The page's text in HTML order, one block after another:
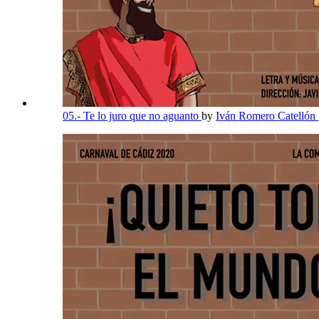
05.- Te lo juro que no aguanto by Iván Romero Catellón